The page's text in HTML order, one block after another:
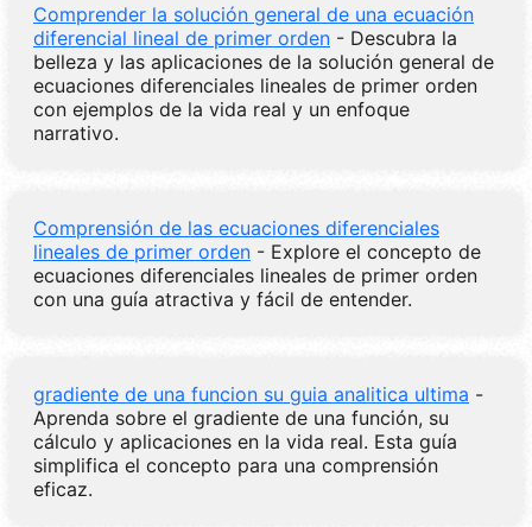
Comprender la solución general de una ecuación
diferencial lineal de primer orden - Descubra la
belleza y las aplicaciones de la solución general de
ecuaciones diferenciales lineales de primer orden
con ejemplos de la vida real y un enfoque
narrativo.
Comprensión de las ecuaciones diferenciales
lineales de primer orden - Explore el concepto de
ecuaciones diferenciales lineales de primer orden
con una guía atractiva y fácil de entender.
gradiente de una funcion su guia analitica ultima -
Aprenda sobre el gradiente de una función, su
cálculo y aplicaciones en la vida real. Esta guía
simplifica el concepto para una comprensión
eficaz.